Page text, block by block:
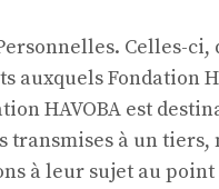
Celles-
Fondation
HAVOBA est
à un
à leur sujet au point